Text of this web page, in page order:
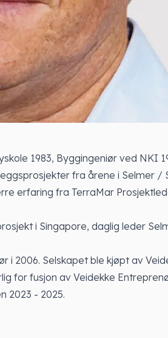
1983, Byggingeniør ved NKI
fra årene i Selmer /
erfaring fra TerraMar
i Singapore, daglig leder
i 2006. Selskapet ble kjøpt av
for fusjon av Veidekke
2023 - 2025.